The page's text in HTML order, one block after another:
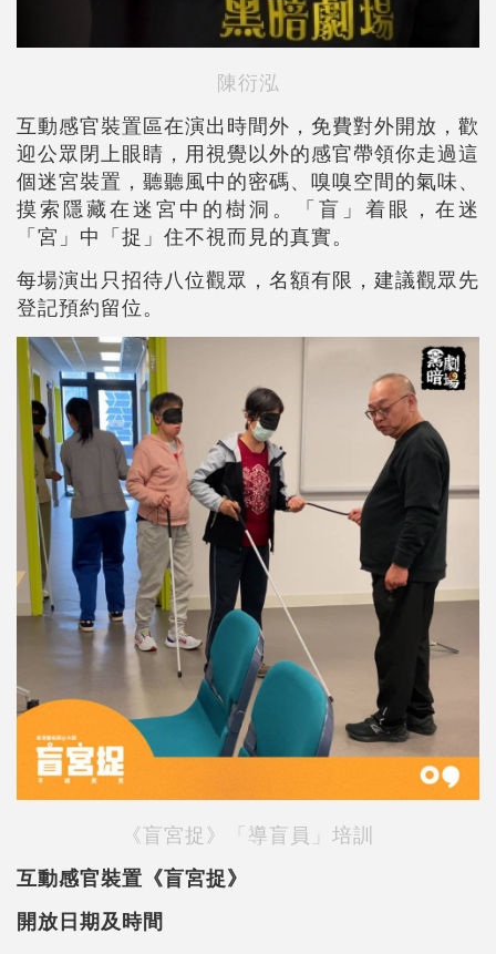
陳衍泓
互動感官裝置區在演出時間外，免費對外開放，歡
迎公眾閉上眼睛，用視覺以外的感官帶領你走過這
個迷宮裝置，聽聽風中的密碼、嗅嗅空間的氣味、
摸索隱藏在迷宮中的樹洞。「盲」着眼，在迷
「宮」中「捉」住不視而見的真實。
每場演出只招待八位觀眾，名額有限，建議觀眾先
登記預約留位。
《盲宮捉》「導盲員」培訓
互動感官裝置《盲宮捉》
開放日期及時間